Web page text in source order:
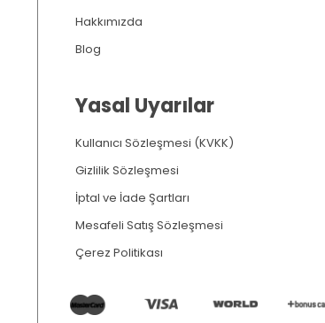
Hakkımızda
Blog
Yasal Uyarılar
Kullanıcı Sözleşmesi (KVKK)
Gizlilik Sözleşmesi
İptal ve İade Şartları
Mesafeli Satış Sözleşmesi
Çerez Politikası